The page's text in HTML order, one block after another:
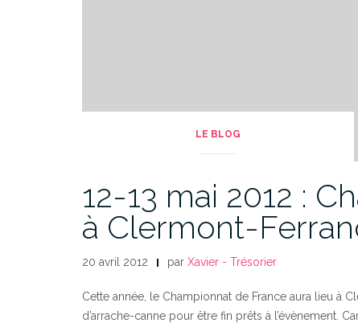
LE BLOG
12-13 mai 2012 :
à Clermont-
20 avril 2012 par Xavier - Trésorier
Cette année, le Championnat de France aura lieu à
d’arrache-canne pour être fin prêts à l’évènement.